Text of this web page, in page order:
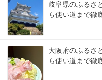
岐阜県のふるさ
ら使い道まで徹
大阪府のふるさ
ら使い道まで徹